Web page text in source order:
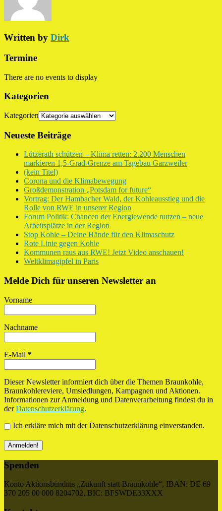
Written by Dirk
Termine
There are no events to display
Kategorien
Kategorien
Neueste Beiträge
Lützerath schützen – Klima retten: 2.200 Menschen
markieren 1,5-Grad-Grenze am Tagebau Garzweiler
(kein Titel)
Corona und die Klimabewegung
Großdemonstration „Potsdam for future“
Vortrag: Der Hambacher Wald, der Kohleausstieg und die
Rolle von RWE in unserer Region
Forum Politik: Chancen der Energiewende nutzen – neue
Arbeitsplätze in der Region
Stop Kohle – Deine Hände für den Klimaschutz
Rote Linie gegen Kohle
Kommunen raus aus RWE! Jetzt Video anschauen!
Weltklimagipfel in Paris
Melde Dich für unseren Newsletter an
Vorname
Nachname
E-Mail *
Dieser Newsletter informiert dich über die Themen Braunkohle,
Braunkohlereviere, Umsiedlungen, Kampagnen und Aktionen.
Informationen zur Anmeldung und Datenverarbeitung findest du in
derDatenschutzerklärung.
Ich erkläre mich mit der Datenschutzerklärung einverstanden.
Spenden
Konto Aktionsbündnis „Zukunft statt Braunkohle“, IBAN: DE 69
370 205 00 000 8204702, BIC: BFSWDE33XXX